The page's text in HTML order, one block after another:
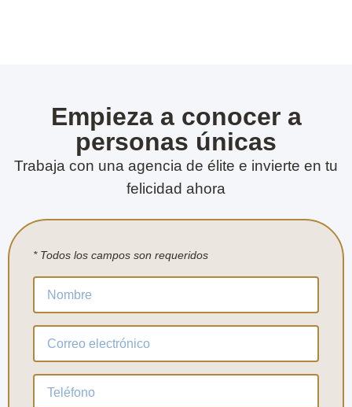
Empieza a conocer a
personas únicas
Trabaja con una agencia de élite e invierte en tu
felicidad ahora
* Todos los campos son requeridos